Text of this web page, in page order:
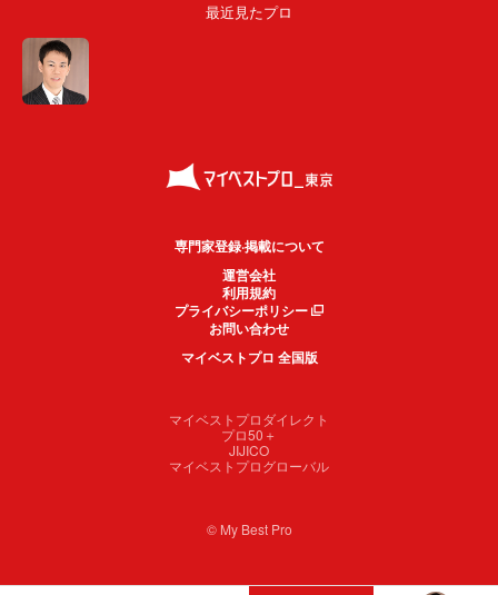
最近見たプロ
専門家登録·掲載について
運営会社
利用規約
プライバシーポリシー
お問い合わせ
マイベストプロ 全国版
マイベストプロダイレクト
プロ50＋
JIJICO
マイベストプログローバル
© My Best Pro